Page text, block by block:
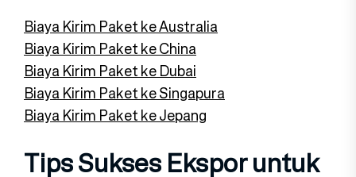
Biaya Kirim Paket ke Australia
Biaya Kirim Paket ke China
Biaya Kirim Paket ke Dubai
Biaya Kirim Paket ke Singapura
Biaya Kirim Paket ke Jepang
Tips Sukses Ekspor untuk